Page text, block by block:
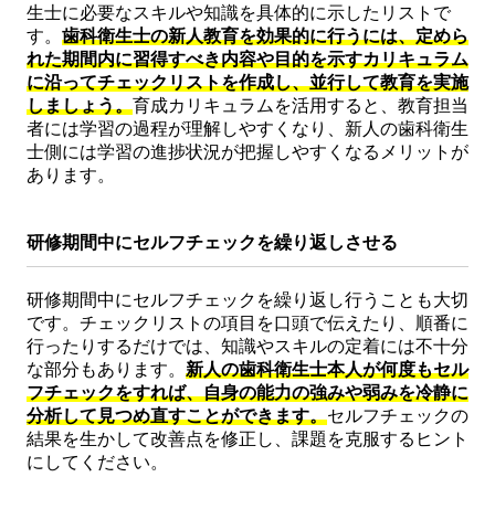
生士に必要なスキルや知識を具体的に示したリストで
す。 歯科衛生士の新人教育を効果的に行うには、定めら
れた期間内に習得すべき内容や目的を示すカリキュラム
に沿ってチェックリストを作成し、並行して教育を実施
しましょう。育成カリキュラムを活用すると、教育担当
者には学習の過程が理解しやすくなり、新人の歯科衛生
士側には学習の進捗状況が把握しやすくなるメリットが
あります。
研修期間中にセルフチェックを繰り返しさせる
研修期間中にセルフチェックを繰り返し行うことも大切
です。チェックリストの項目を口頭で伝えたり、順番に
行ったりするだけでは、知識やスキルの定着には不十分
な部分もあります。 新人の歯科衛生士本人が何度もセル
フチェックをすれば、自身の能力の強みや弱みを冷静に
分析して見つめ直すことができます。セルフチェックの
結果を生かして改善点を修正し、課題を克服するヒント
にしてください。